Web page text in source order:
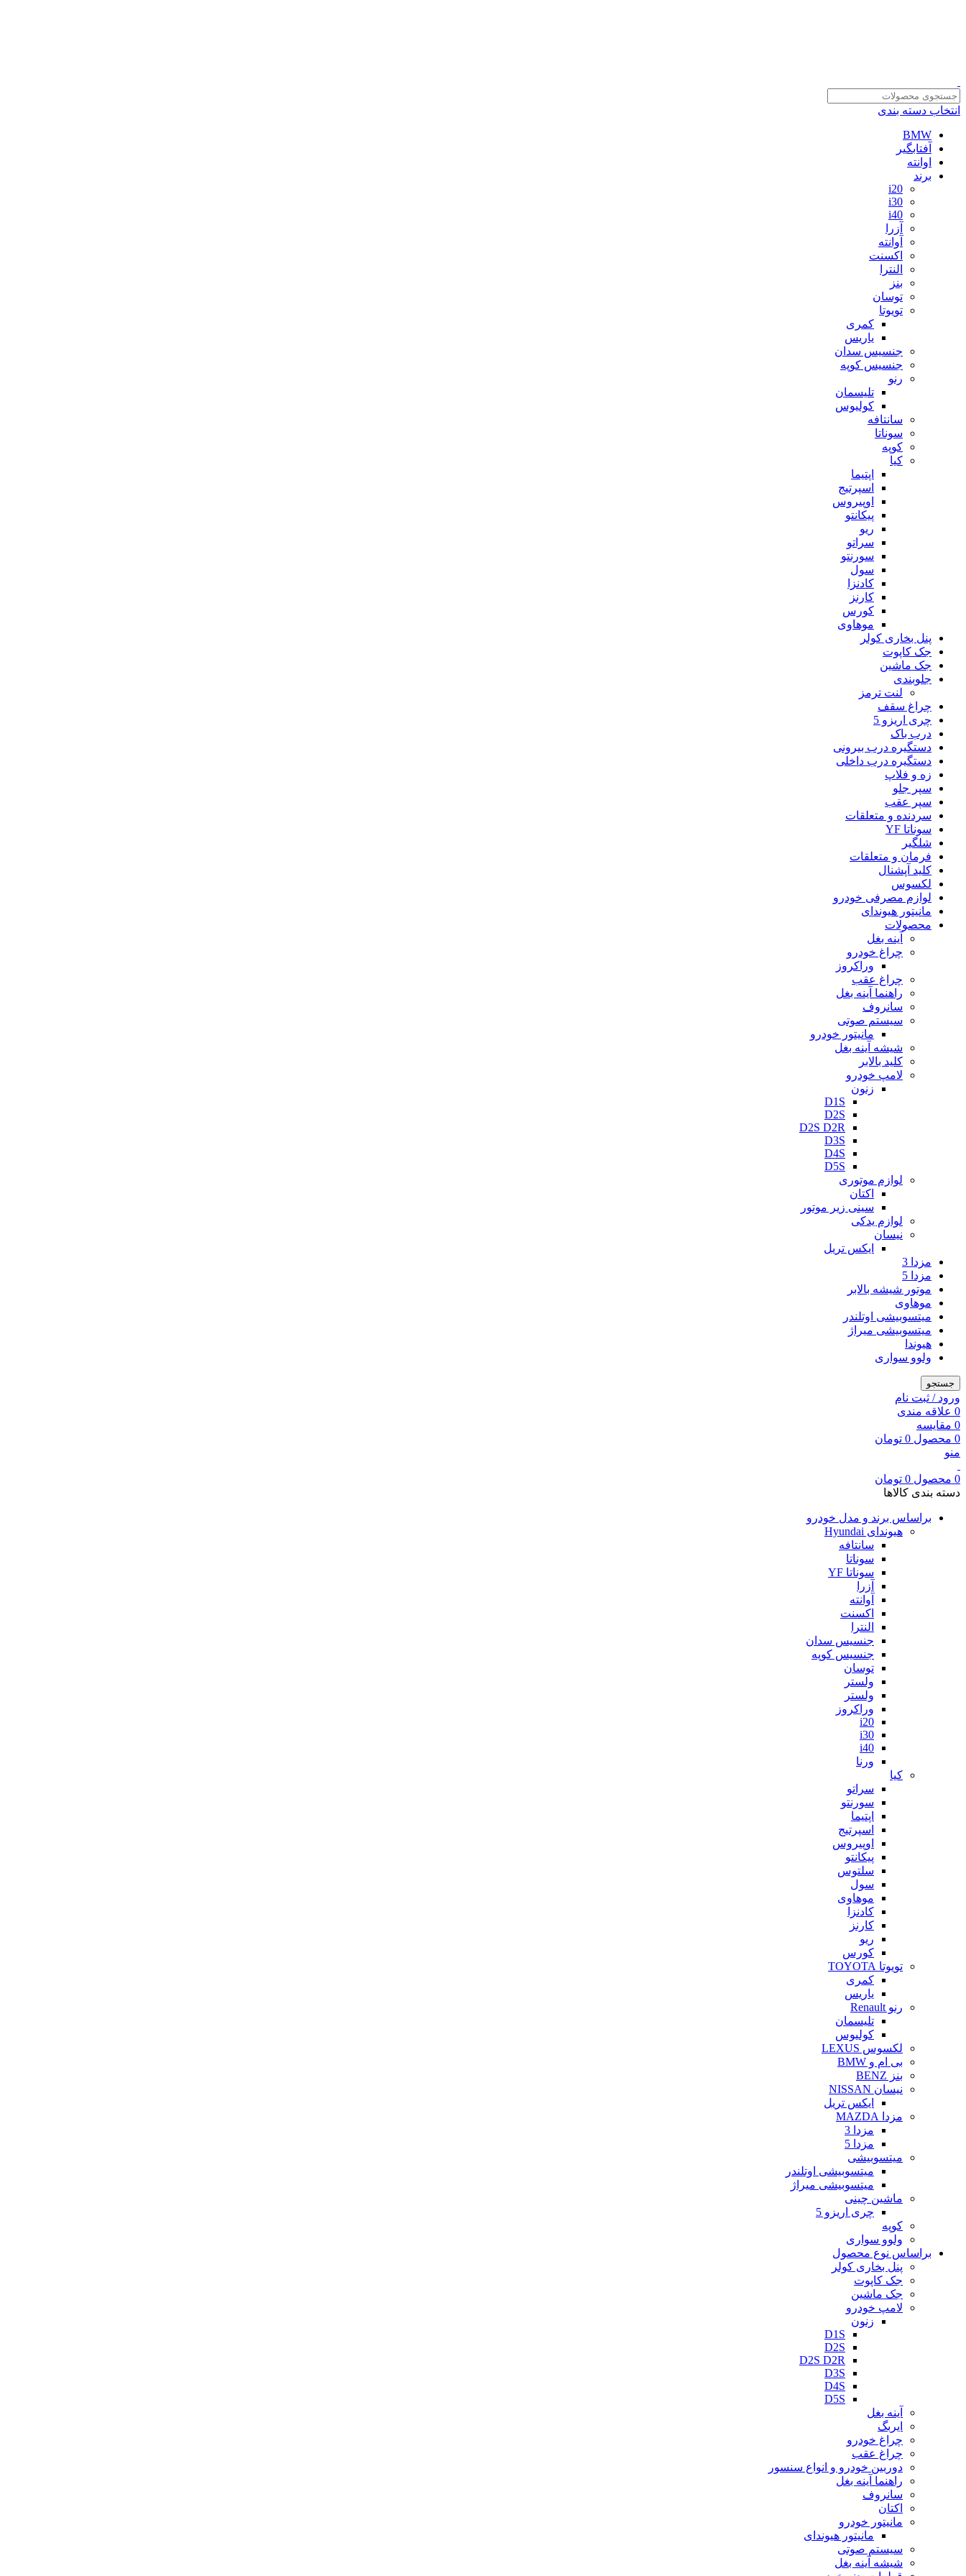
انتخاب دسته بندی
BMW
آفتابگیر
اوانته
برند
i20
i30
i40
آزرا
آوانته
اکسنت
النترا
بنز
توسان
تویوتا
کمری
یاریس
جنسیس سدان
جنسیس کوپه
رنو
تلیسمان
کولیوس
سانتافه
سوناتا
کوپه
کیا
اپتیما
اسپرتیج
اوپیروس
پیکانتو
ریو
سراتو
سورنتو
سول
کادنزا
کارنز
کورس
موهاوی
پنل بخاری کولر
جک کاپوت
جک ماشین
جلوبندی
لنت ترمز
چراغ سقف
چری اریزو 5
درب باک
دستگیره درب بیرونی
دستگیره درب داخلی
زه و فلاپ
سپر جلو
سپر عقب
سردنده و متعلقات
سوناتا YF
شلگیر
فرمان و متعلقات
کلید آپشنال
لکسوس
لوازم مصرفی خودرو
مانیتور هیوندای
محصولات
آینه بغل
چراغ خودرو
وراکروز
چراغ عقب
راهنما آینه بغل
سانروف
سیستم صوتی
مانیتور خودرو
شیشه آینه بغل
کلید بالابر
لامپ خودرو
زنون
D1S
D2S
D2S D2R
D3S
D4S
D5S
لوازم موتوری
اکتان
سینی زیر موتور
لوازم یدکی
نیسان
ایکس تریل
مزدا 3
مزدا 5
موتور شیشه بالابر
موهاوی
میتسوبیشی اوتلندر
میتسوبیشی میراژ
هیوندا
ولوو سواری
جستجو
ورود / ثبت نام
0 علاقه مندی
0 مقایسه
0 محصول 0 تومان
منو
0 محصول 0 تومان
دسته بندی کالاها
براساس برند و مدل خودرو
هیوندای Hyundai
سانتافه
سوناتا
سوناتا YF
آزرا
آوانته
اکسنت
النترا
جنسیس سدان
جنسیس کوپه
توسان
ولستر
ولستر
وراکروز
i20
i30
i40
ورنا
کیا
سراتو
سورنتو
اپتیما
اسپرتیج
اوپیروس
پیکانتو
سلتوس
سول
موهاوی
کادنزا
کارنز
ریو
کورس
تویوتا TOYOTA
کمری
یاریس
رنو Renault
تلیسمان
کولیوس
لکسوس LEXUS
بی ام و BMW
بنز BENZ
نیسان NISSAN
ایکس تریل
مزدا MAZDA
مزدا 3
مزدا 5
میتسوبیشی
میتسوبیشی اوتلندر
میتسوبیشی میراژ
ماشین چینی
چری اریزو 5
کوپه
ولوو سواری
براساس نوع محصول
پنل بخاری کولر
جک کاپوت
جک ماشین
لامپ خودرو
زنون
D1S
D2S
D2S D2R
D3S
D4S
D5S
آینه بغل
ایربگ
چراغ خودرو
چراغ عقب
دوربین خودرو و انواع سنسور
راهنما آینه بغل
سانروف
اکتان
مانیتور خودرو
مانیتور هیوندای
سیستم صوتی
شیشه آینه بغل